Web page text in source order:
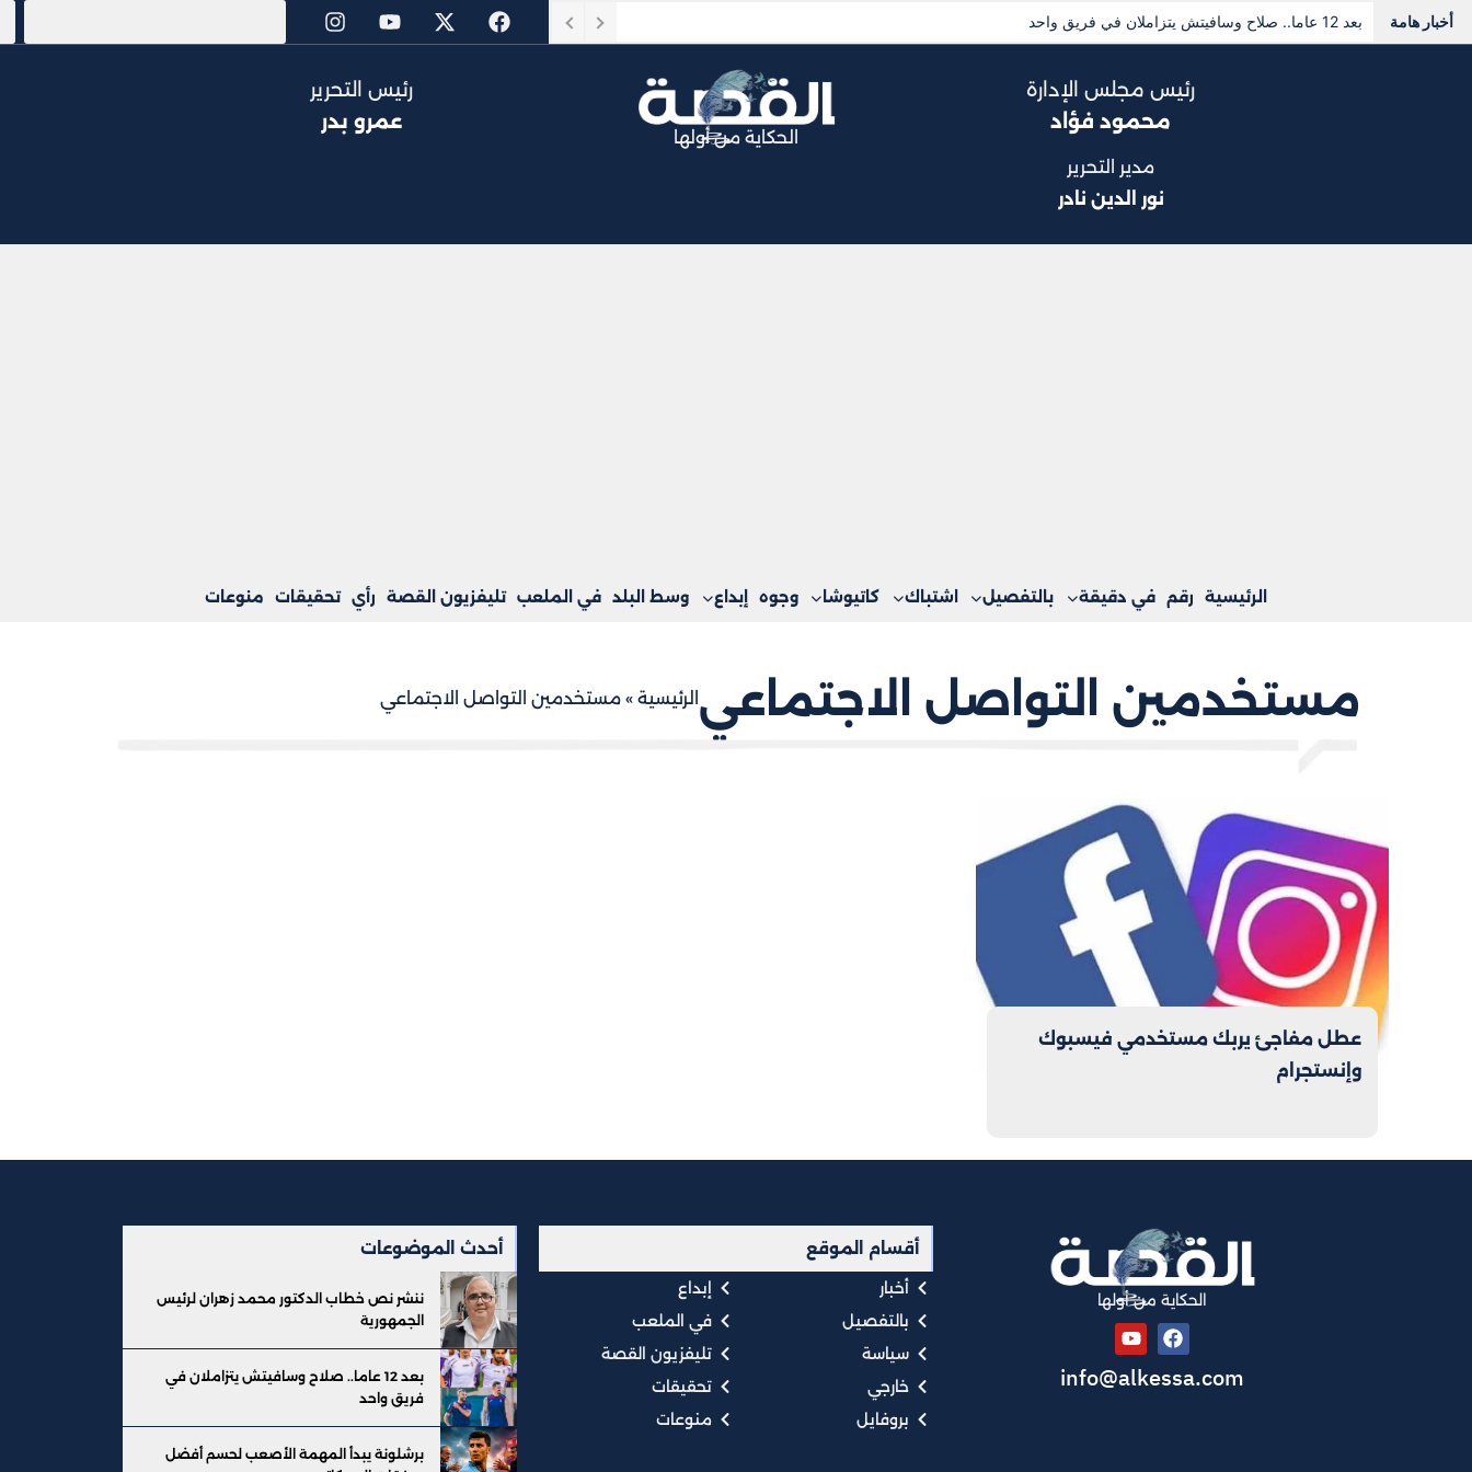
أخبار هامة بعد 12 عاما.. صلاح وسافيتش يتزاملان في فريق واحد
رئيس مجلس الإدارة
محمود فؤاد
مدير التحرير
نور الدين نادر
الحكاية من أولها
رئيس التحرير
عمرو بدر
الرئيسية رقم في دقيقة بالتفصيل اشتباك كاتيوشا وجوه إبداع وسط البلد في الملعب تليفزيون القصة رأي تحقيقات منوعات
مستخدمين التواصل الاجتماعي الرئيسية » مستخدمين التواصل الاجتماعي
عطل مفاجئ يربك مستخدمي فيسبوك
وإنستجرام
الحكاية من أولها
info@alkessa.com
أقسام الموقع
أخبار
بالتفصيل
سياسة
خارجي
بروفايل
إبداع
في الملعب
تليفزيون القصة
تحقيقات
منوعات
أحدث الموضوعات
ننشر نص خطاب الدكتور محمد زهران لرئيس
الجمهورية
بعد 12 عاما.. صلاح وسافيتش يتزاملان في
فريق واحد
برشلونة يبدأ المهمة الأصعب لحسم أفضل